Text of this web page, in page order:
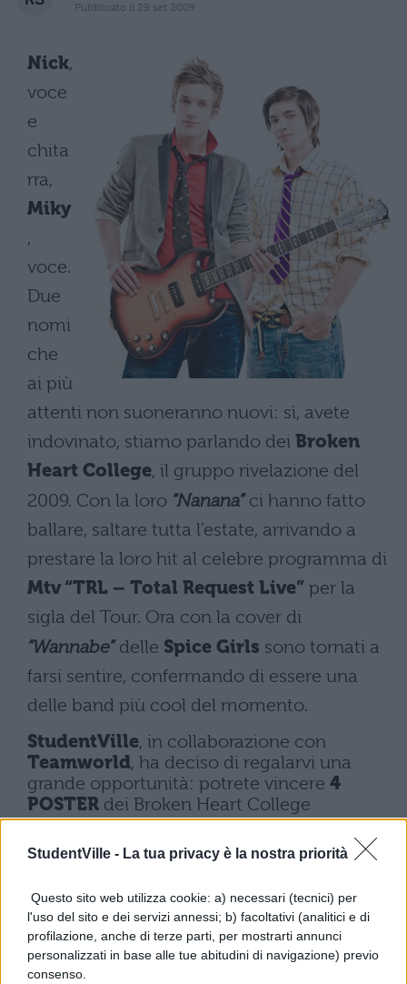
StudentVille - La tua privacy è la nostra priorità
Questo sito web utilizza cookie: a) necessari (tecnici) per
l'uso del sito e dei servizi annessi; b) facoltativi (analitici e di
profilazione, anche di terze parti, per mostrarti annunci
personalizzati in base alle tue abitudini di navigazione) previo
consenso.
Pubblicato il 29 set 2009
Nick,
voce
e
chita
rra,
Miky
,
voce.
Due
nomi
che
ai più
attenti non suoneranno nuovi: sì, avete
indovinato, stiamo parlando dei Broken
Heart College, il gruppo rivelazione del
2009. Con la loro “Nanana”ci hanno fatto
ballare, saltare tutta l’estate, arrivando a
prestare la loro hit al celebre programma di
Mtv “TRL – Total Request Live” per la
sigla del Tour. Ora con la cover di
“Wannabe”delle Spice Girls sono tornati a
farsi sentire, confermando di essere una
delle band più cool del momento.
StudentVille, in collaborazione con
Teamworld, ha deciso di regalarvi una
grande opportunità: potrete vincere 4
POSTER dei Broken Heart College
semplicemente rispondendo a una
domanda sul gruppo che verrà pubblicata
giovedì 1 ottobre
sul nostro sito.
I primi 4 si aggiudicheranno un fantastico
poster autografato della band.
Stay tuned!!!